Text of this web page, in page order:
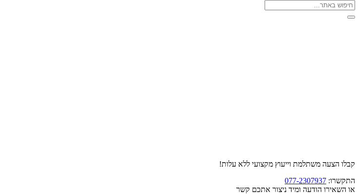
קבלו הצעה משתלמת וייעוץ מקצועי ללא עלות!
התקשרו: 077-2307937
או השאירו הודעה ומיד ניצור אתכם קשר